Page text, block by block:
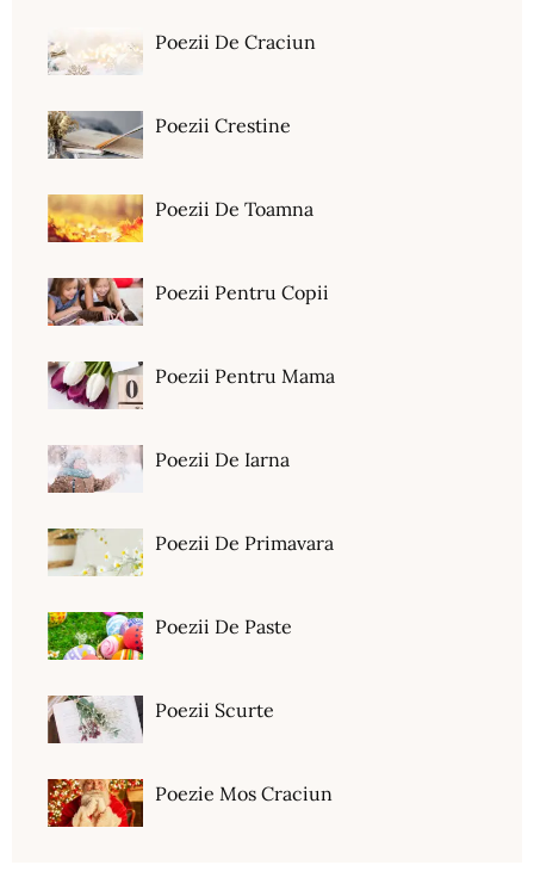
Poezii De Craciun
Poezii Crestine
Poezii De Toamna
Poezii Pentru Copii
Poezii Pentru Mama
Poezii De Iarna
Poezii De Primavara
Poezii De Paste
Poezii Scurte
Poezie Mos Craciun